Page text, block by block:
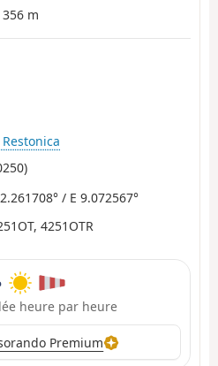
356 m
/ E 9.072567°
4251OTR
heure par heure
Premium